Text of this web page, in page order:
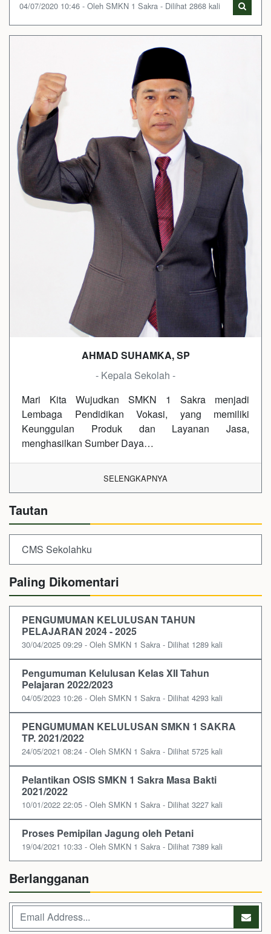
04/07/2020 10:46 - Oleh SMKN 1 Sakra - Dilihat 2868 kali
AHMAD SUHAMKA, SP
- Kepala Sekolah -
Mari Kita Wujudkan SMKN 1 Sakra menjadi
Lembaga Pendidikan Vokasi, yang memiliki
Keunggulan Produk dan Layanan Jasa,
menghasilkan Sumber Daya…
SELENGKAPNYA
Tautan
CMS Sekolahku
Paling Dikomentari
PENGUMUMAN KELULUSAN TAHUN
PELAJARAN 2024 - 2025
30/04/2025 09:29 - Oleh SMKN 1 Sakra - Dilihat 1289 kali
Pengumuman Kelulusan Kelas XII Tahun
Pelajaran 2022/2023
04/05/2023 10:26 - Oleh SMKN 1 Sakra - Dilihat 4293 kali
PENGUMUMAN KELULUSAN SMKN 1 SAKRA
TP. 2021/2022
24/05/2021 08:24 - Oleh SMKN 1 Sakra - Dilihat 5725 kali
Pelantikan OSIS SMKN 1 Sakra Masa Bakti
2021/2022
10/01/2022 22:05 - Oleh SMKN 1 Sakra - Dilihat 3227 kali
Proses Pemipilan Jagung oleh Petani
19/04/2021 10:33 - Oleh SMKN 1 Sakra - Dilihat 7389 kali
Berlangganan